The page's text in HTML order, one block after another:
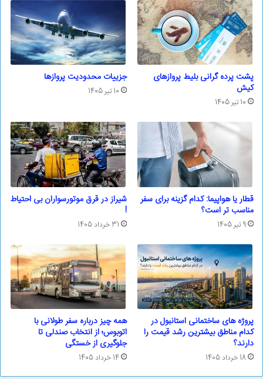
پشت پرده گرانی بلیط پروازهای
کیش
10 تیر 1405
جزییات محدودیت پروازها
10 تیر 1405
قطار یا هواپیما: کدام گزینه برای سفر
مناسب تر است؟
9 تیر 1405
شیراز در قرق موتورسواران بی احتیاط
!
31 خرداد 1405
پروژه های ساختمانی استانبول در
کدام مناطق بیشترین رشد قیمت را
دارند؟
18 خرداد 1405
همه چیز درباره سفر طولانی با
اتوبوس؛ از انتخاب صندلی تا
جلوگیری از خستگی
14 خرداد 1405